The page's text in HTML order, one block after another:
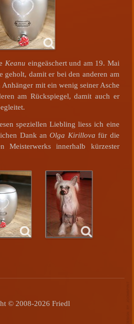
Keanu eingeäschert und am 19. Mai
geholt, damit er bei den anderen am
mit ein wenig seiner Asche
am Rückspiegel, damit auch er
speziellen Liebling liess ich eine
Dank anOlga Kirillova für die
Meisterwerks innerhalb kürzester
© 2008-2026 Friedl